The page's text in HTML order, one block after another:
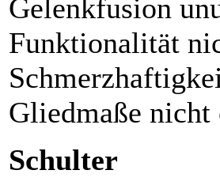
Gelenkfusion
Funktionalität
Gliedmaße nicht
Schulter